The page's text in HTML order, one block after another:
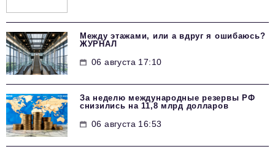
Между этажами, или а вдруг я ошибаюсь?
ЖУРНАЛ
06 августа 17:10
За неделю международные резервы РФ
снизились на 11,8 млрд долларов
06 августа 16:53